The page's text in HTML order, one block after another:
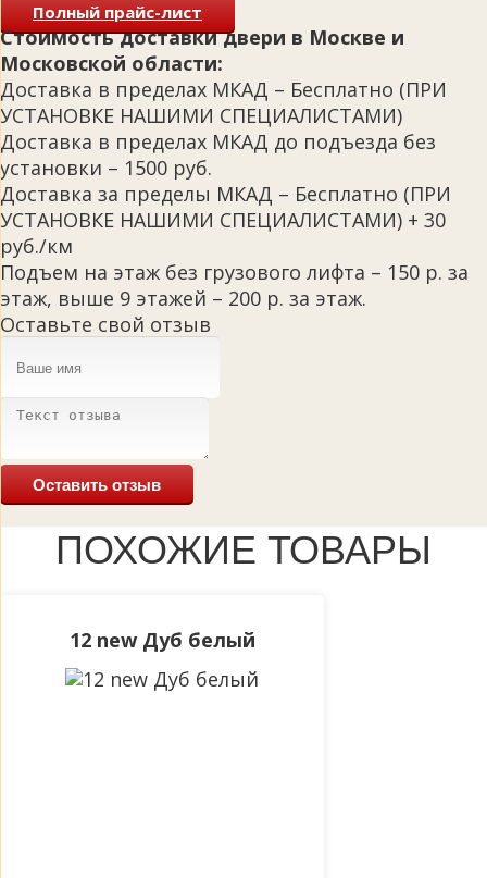
Полный прайс-лист
Стоимость доставки двери в Москве и
Московской области:
Доставка в пределах МКАД – Бесплатно (ПРИ
УСТАНОВКЕ НАШИМИ СПЕЦИАЛИСТАМИ)
Доставка в пределах МКАД до подъезда без
установки – 1500 руб.
Доставка за пределы МКАД – Бесплатно (ПРИ
УСТАНОВКЕ НАШИМИ СПЕЦИАЛИСТАМИ) + 30
руб./км
Подъем на этаж без грузового лифта – 150 р. за
этаж, выше 9 этажей – 200 р. за этаж.
Оставьте свой отзыв
Оставить отзыв
ПОХОЖИЕ ТОВАРЫ
12 new Дуб белый